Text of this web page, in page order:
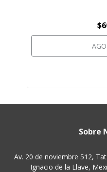
Sobre
Av. 20 de noviembre 512,
Ignacio de la Llave,